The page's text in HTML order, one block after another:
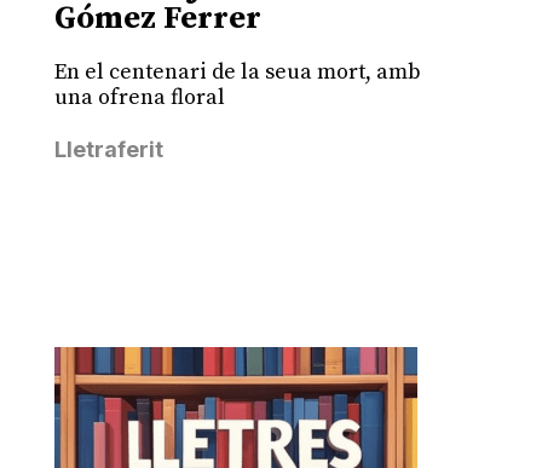
Gómez Ferrer
En el centenari de la seua mort, amb
una ofrena floral
Lletraferit